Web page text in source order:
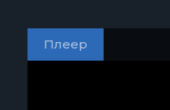
Плеер